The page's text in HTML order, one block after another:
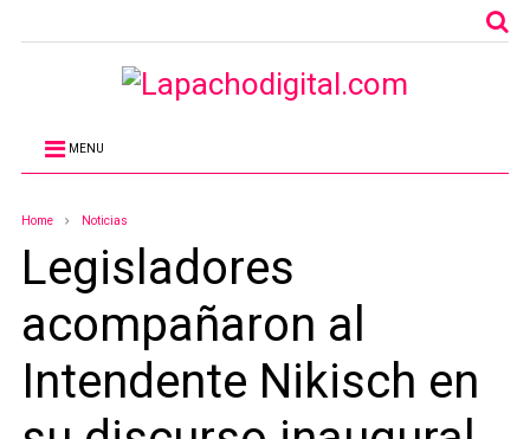
MENU
Home Noticias
Legisladores
acompañaron al
Intendente Nikisch en